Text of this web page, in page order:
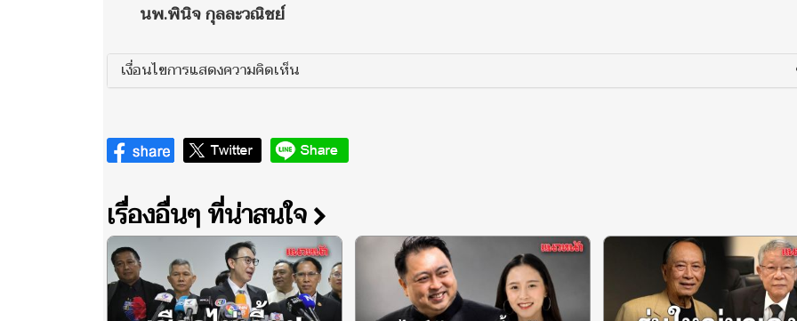
นพ.พินิจ กุลละวณิชย์
เงื่อนไขการแสดงความคิดเห็น
เรื่องอื่นๆ ที่น่าสนใจ